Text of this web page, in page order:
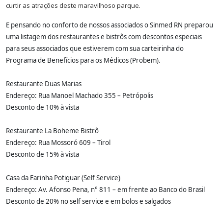
curtir as atrações deste maravilhoso parque.
E pensando no conforto de nossos associados o Sinmed RN preparou
uma listagem dos restaurantes e bistrôs com descontos especiais
para seus associados que estiverem com sua carteirinha do
Programa de Benefícios para os Médicos (Probem).
Restaurante Duas Marias
Endereço: Rua Manoel Machado 355 – Petrópolis
Desconto de 10% à vista
Restaurante La Boheme Bistrô
Endereço: Rua Mossoró 609 – Tirol
Desconto de 15% à vista
Casa da Farinha Potiguar (Self Service)
Endereço: Av. Afonso Pena, n° 811 – em frente ao Banco do Brasil
Desconto de 20% no self service e em bolos e salgados